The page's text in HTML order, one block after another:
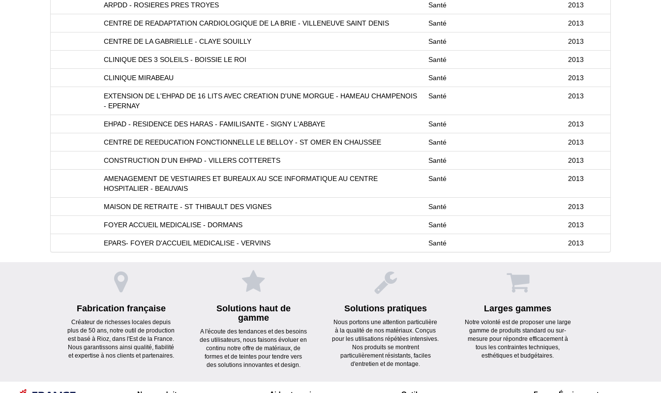
ARPDD - ROSIERES PRES TROYES Santé 2013
CENTRE DE READAPTATION CARDIOLOGIQUE DE LA BRIE - VILLENEUVE SAINT DENIS Santé 2013
CENTRE DE LA GABRIELLE - CLAYE SOUILLY Santé 2013
CLINIQUE DES 3 SOLEILS - BOISSIE LE ROI Santé 2013
CLINIQUE MIRABEAU Santé 2013
EXTENSION DE L'EHPAD DE 16 LITS AVEC CREATION D'UNE MORGUE - HAMEAU CHAMPENOIS
- EPERNAY
Santé 2013
EHPAD - RESIDENCE DES HARAS - FAMILISANTE - SIGNY L'ABBAYE Santé 2013
CENTRE DE REEDUCATION FONCTIONNELLE LE BELLOY - ST OMER EN CHAUSSEE Santé 2013
CONSTRUCTION D'UN EHPAD - VILLERS COTTERETS Santé 2013
AMENAGEMENT DE VESTIAIRES ET BUREAUX AU SCE INFORMATIQUE AU CENTRE
HOSPITALIER - BEAUVAIS
Santé 2013
MAISON DE RETRAITE - ST THIBAULT DES VIGNES Santé 2013
FOYER ACCUEIL MEDICALISE - DORMANS Santé 2013
EPARS- FOYER D'ACCUEIL MEDICALISE - VERVINS Santé 2013
Fabrication française
Créateur de richesses locales depuis
plus de 50 ans, notre outil de production
est basé à Rioz, dans l'Est de la France.
Nous garantissons ainsi qualité, fiabilité
et expertise à nos clients et partenaires.
Solutions haut de
gamme
A l'écoute des tendances et des besoins
des utilisateurs, nous faisons évoluer en
continu notre offre de matériaux, de
formes et de teintes pour tendre vers
des solutions innovantes et design.
Solutions pratiques
Nous portons une attention particulière
à la qualité de nos matériaux. Conçus
pour les utilisations répétées intensives.
Nos produits se montrent
particulièrement résistants, faciles
d'entretien et de montage.
Larges gammes
Notre volonté est de proposer une large
gamme de produits standard ou sur-
mesure pour répondre efficacement à
tous les contraintes techniques,
esthétiques et budgétaires.